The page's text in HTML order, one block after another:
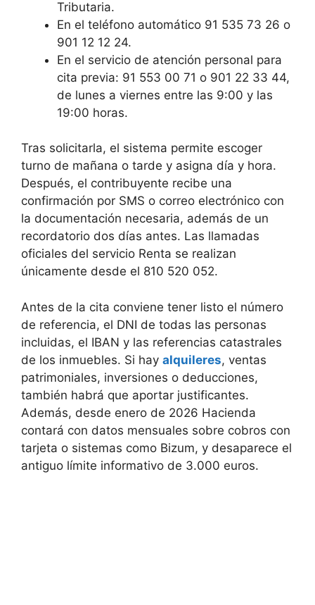
Tributaria.
En el teléfono automático 91 535 73 26 o
901 12 12 24.
En el servicio de atención personal para
cita previa: 91 553 00 71 o 901 22 33 44,
de lunes a viernes entre las 9:00 y las
19:00 horas.
Tras solicitarla, el sistema permite escoger
turno de mañana o tarde y asigna día y hora.
Después, el contribuyente recibe una
confirmación por SMS o correo electrónico con
la documentación necesaria, además de un
recordatorio dos días antes. Las llamadas
oficiales del servicio Renta se realizan
únicamente desde el 810 520 052.
Antes de la cita conviene tener listo el número
de referencia, el DNI de todas las personas
incluidas, el IBAN y las referencias catastrales
de los inmuebles. Si hay alquileres, ventas
patrimoniales, inversiones o deducciones,
también habrá que aportar justificantes.
Además, desde enero de 2026 Hacienda
contará con datos mensuales sobre cobros con
tarjeta o sistemas como Bizum, y desaparece el
antiguo límite informativo de 3.000 euros.